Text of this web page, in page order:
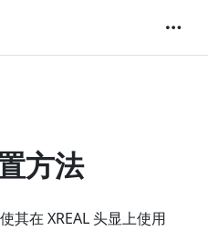
方法
其在 XREAL 头显上使用